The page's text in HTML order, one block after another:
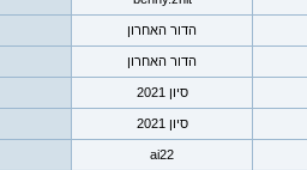
הדור האחרון
הדור האחרון
סיון 2021
סיון 2021
ai22